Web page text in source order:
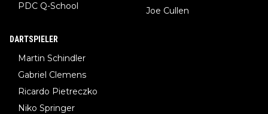
PDC Q-School
Joe Cullen
DARTSPIELER
Martin Schindler
Gabriel Clemens
Ricardo Pietreczko
Niko Springer